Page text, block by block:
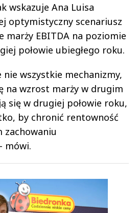
wskazuje Ana Luisa
optymistyczny scenariusz
marży EBITDA na poziomie
połowie ubiegłego roku.
wszystkie mechanizmy,
na wzrost marży w drugim
się w drugiej połowie roku,
by chronić rentowność
zachowaniu
mówi.